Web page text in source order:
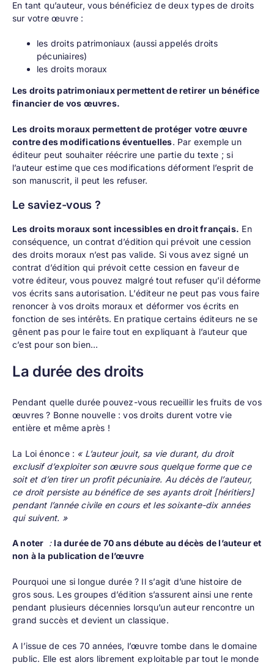
En tant qu’auteur, vous bénéficiez de deux types de droits
sur votre œuvre :
les droits patrimoniaux (aussi appelés droits
pécuniaires)
les droits moraux
Les droits patrimoniaux permettent de retirer un bénéfice
financier de vos œuvres.
Les droits moraux permettent de protéger votre œuvre
contre des modifications éventuelles. Par exemple un
éditeur peut souhaiter réécrire une partie du texte ; si
l’auteur estime que ces modifications déforment l’esprit de
son manuscrit, il peut les refuser.
Le saviez-vous ?
Les droits moraux sont incessibles en droit français. En
conséquence, un contrat d’édition qui prévoit une cession
des droits moraux n’est pas valide. Si vous avez signé un
contrat d’édition qui prévoit cette cession en faveur de
votre éditeur, vous pouvez malgré tout refuser qu’il déforme
vos écrits sans autorisation. L’éditeur ne peut pas vous faire
renoncer à vos droits moraux et déformer vos écrits en
fonction de ses intérêts. En pratique certains éditeurs ne se
gênent pas pour le faire tout en expliquant à l’auteur que
c’est pour son bien…
La durée des droits
Pendant quelle durée pouvez-vous recueillir les fruits de vos
œuvres ? Bonne nouvelle : vos droits durent votre vie
entière et même après !
La Loi énonce : « L’auteur jouit, sa vie durant, du droit
exclusif d’exploiter son œuvre sous quelque forme que ce
soit et d’en tirer un profit pécuniaire. Au décès de l’auteur,
ce droit persiste au bénéfice de ses ayants droit [héritiers]
pendant l’année civile en cours et les soixante-dix années
qui suivent. »
A noter : la durée de 70 ans débute au décès de l’auteur et
non à la publication de l’œuvre
Pourquoi une si longue durée ? Il s’agit d’une histoire de
gros sous. Les groupes d’édition s’assurent ainsi une rente
pendant plusieurs décennies lorsqu’un auteur rencontre un
grand succès et devient un classique.
A l’issue de ces 70 années, l’œuvre tombe dans le domaine
public. Elle est alors librement exploitable par tout le monde